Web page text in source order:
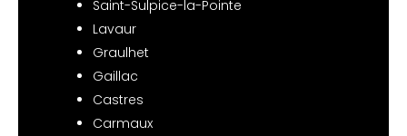
Saint-Sulpice-la-Pointe
Lavaur
Graulhet
Gaillac
Castres
Carmaux